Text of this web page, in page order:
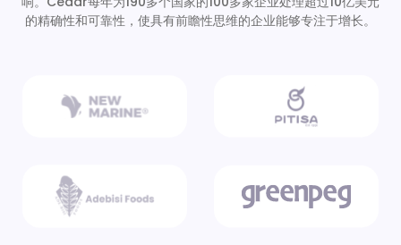
的精确性和可靠性，使具有前瞻性思维的企业能够专注于增长。